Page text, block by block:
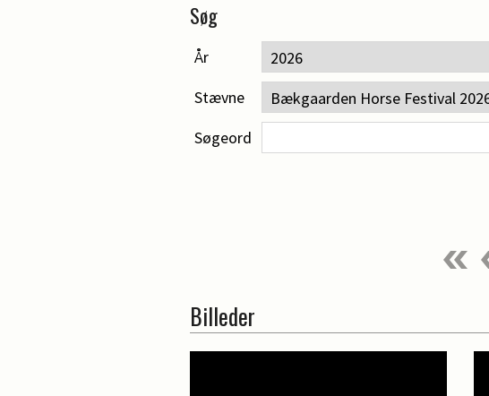
Søg
År
Stævne
Søgeord
Billeder